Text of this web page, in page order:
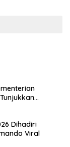
Dihadiri
Viral